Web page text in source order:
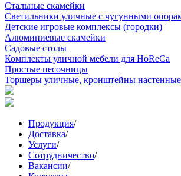
Стальные скамейки
Светильники уличные с чугунными
Детские игровые комплексы (городки)
Алюминиевые скамейки
Садовые столы
Комплекты уличной мебели для HoReCa
Простые песочницы
Торшеры уличные, кронштейны
Продукция/
Доставка/
Услуги/
Сотрудничество/
Вакансии/